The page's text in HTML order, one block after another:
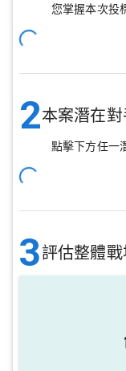
您掌握本次投
2本案潛在
點擊下方任一
3評估整體